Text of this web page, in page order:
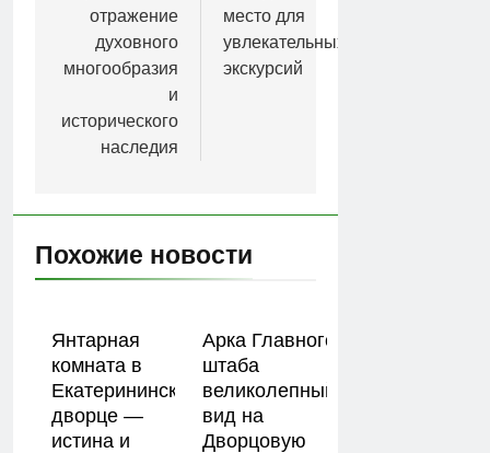
отражение
духовного
многообразия
и
исторического
наследия
место для
увлекательных
экскурсий
Похожие новости
Янтарная
комната в
Екатерининском
дворце —
истина и
Арка Главного
штаба
великолепный
вид на
Дворцовую